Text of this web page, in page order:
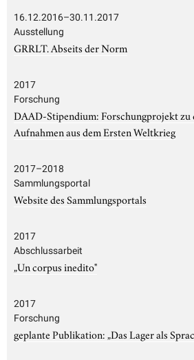
16.12.2016–30.11.2017
Ausstellung
GRRLT. Abseits der Norm
2017
Forschung
DAAD-Stipendium: Forschungprojekt zu
Aufnahmen aus dem Ersten Weltkrieg
2017–2018
Sammlungsportal
Website des Sammlungsportals
2017
Abschlussarbeit
„Un corpus inedito"
2017
Forschung
geplante Publikation: „Das Lager als